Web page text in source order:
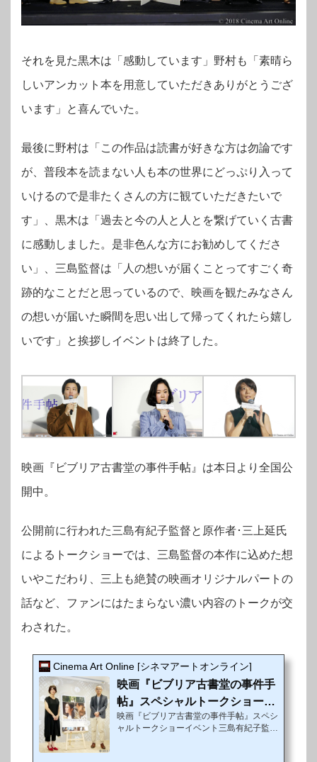
それを見た黒木は「感動しています」野村も「素晴ら
しいアンカット本を用意していただきありがとうござ
います」と喜んでいた。
最後に野村は「この作品は読書が好きな方は勿論です
が、普段本を読まない人も本の世界にどっぷり入って
いけるので是非たくさんの方に観ていただきたいで
す」、黒木は「過去と今の人と人とを繋げていく古書
に感動しました。是非色んな方にお勧めしてくださ
い」、三島監督は「人の想いが届くことってすごく奇
跡的なことだと思っているので、映画を観たみなさん
の想いが届いた瞬間を思い出して帰ってくれたら嬉し
いです」と挨拶しイベントは終了した。
映画『ビブリア古書堂の事件手帖』は本日より全国公
開中。
公開前に行われた三島有紀子監督と原作者･三上延氏
によるトークショーでは、三島監督の本作に込めた想
いやこだわり、三上も絶賛の映画オリジナルパートの
話など、ファンにはたまらない濃い内容のトークが交
わされた。
Cinema Art Online [シネマアートオンライン]
映画『ビブリア古書堂の事件手
帖』スペシャルトークショーレ
ポート
映画『ビブリア古書堂の事件手帖』スペシ
ャルトークショーイベント三島有紀子監督